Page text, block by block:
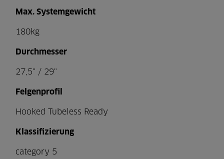
Max. Systemgewicht
180kg
Durchmesser
27,5" / 29"
Felgenprofil
Hooked Tubeless Ready
Klassifizierung
category 5